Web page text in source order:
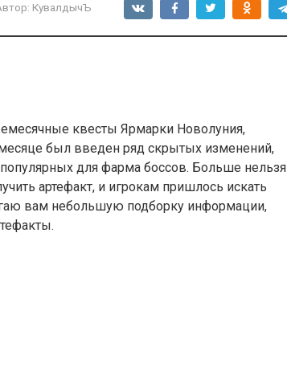
КувалдычЪ
квесты Ярмарки Новолуния,
был введен ряд скрытых изменений,
для фарма боссов. Больше нельзя
артефакт, и игрокам пришлось искать
вам небольшую подборку информации,